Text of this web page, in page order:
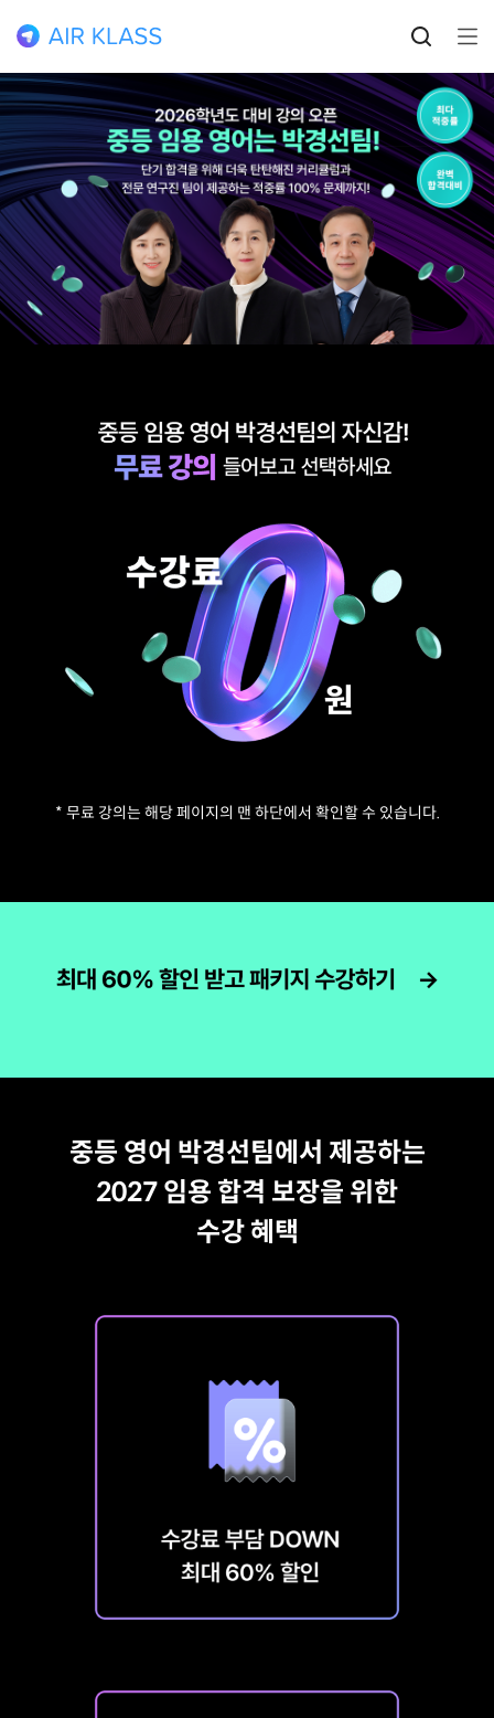
* 무료 강의는 해당 페이지의 맨 하단에서 확인할 수 있습니다.
중등 영어 박경선팀에서 제공하는
2027 임용 합격 보장을 위한
수강 혜택